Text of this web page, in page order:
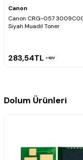
Günlük doküman,
yüksek performans ve
Canon
Canon CRG-057
Siyah Muadil Toner
283,54TL KDV
Dolum Ürünleri